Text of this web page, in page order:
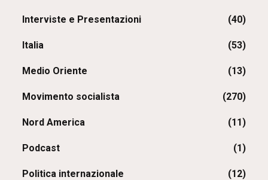
Interviste e Presentazioni (40)
Italia (53)
Medio Oriente (13)
Movimento socialista (270)
Nord America (11)
Podcast (1)
Politica internazionale (12)